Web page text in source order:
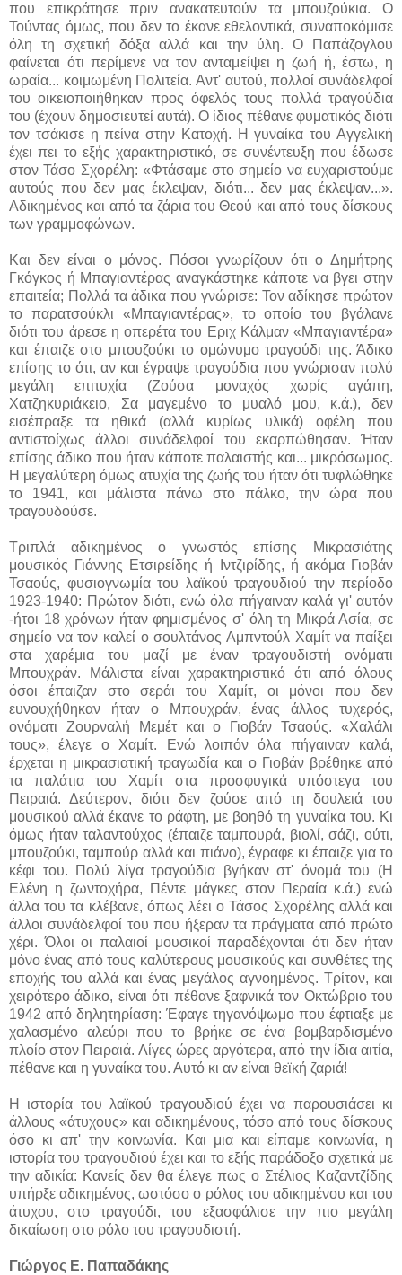
που επικράτησε πριν ανακατευτούν τα μπουζούκια. Ο
Τούντας όμως, που δεν το έκανε εθελοντικά, συναποκόμισε
όλη τη σχετική δόξα αλλά και την ύλη. Ο Παπάζογλου
φαίνεται ότι περίμενε να τον ανταμείψει η ζωή ή, έστω, η
ωραία... κοιμωμένη Πολιτεία. Αντ' αυτού, πολλοί συνάδελφοί
του οικειοποιήθηκαν προς όφελός τους πολλά τραγούδια
του (έχουν δημοσιευτεί αυτά). Ο ίδιος πέθανε φυματικός διότι
τον τσάκισε η πείνα στην Κατοχή. Η γυναίκα του Αγγελική
έχει πει το εξής χαρακτηριστικό, σε συνέντευξη που έδωσε
στον Τάσο Σχορέλη: «Φτάσαμε στο σημείο να ευχαριστούμε
αυτούς που δεν μας έκλεψαν, διότι... δεν μας έκλεψαν...».
Αδικημένος και από τα ζάρια του Θεού και από τους δίσκους
των γραμμοφώνων.
Και δεν είναι ο μόνος. Πόσοι γνωρίζουν ότι ο Δημήτρης
Γκόγκος ή Μπαγιαντέρας αναγκάστηκε κάποτε να βγει στην
επαιτεία; Πολλά τα άδικα που γνώρισε: Τον αδίκησε πρώτον
το παρατσούκλι «Μπαγιαντέρας», το οποίο του βγάλανε
διότι του άρεσε η οπερέτα του Εριχ Κάλμαν «Μπαγιαντέρα»
και έπαιζε στο μπουζούκι το ομώνυμο τραγούδι της. Άδικο
επίσης το ότι, αν και έγραψε τραγούδια που γνώρισαν πολύ
μεγάλη επιτυχία (Ζούσα μοναχός χωρίς αγάπη,
Χατζηκυριάκειο, Σα μαγεμένο το μυαλό μου, κ.ά.), δεν
εισέπραξε τα ηθικά (αλλά κυρίως υλικά) οφέλη που
αντιστοίχως άλλοι συνάδελφοί του εκαρπώθησαν. Ήταν
επίσης άδικο που ήταν κάποτε παλαιστής και... μικρόσωμος.
Η μεγαλύτερη όμως ατυχία της ζωής του ήταν ότι τυφλώθηκε
το 1941, και μάλιστα πάνω στο πάλκο, την ώρα που
τραγουδούσε.
Τριπλά αδικημένος ο γνωστός επίσης Μικρασιάτης
μουσικός Γιάννης Ετσιρείδης ή Ιντζιρίδης, ή ακόμα Γιοβάν
Τσαούς, φυσιογνωμία του λαϊκού τραγουδιού την περίοδο
1923-1940: Πρώτον διότι, ενώ όλα πήγαιναν καλά γι' αυτόν
-ήτοι 18 χρόνων ήταν φημισμένος σ' όλη τη Μικρά Ασία, σε
σημείο να τον καλεί ο σουλτάνος Αμπντούλ Χαμίτ να παίξει
στα χαρέμια του μαζί με έναν τραγουδιστή ονόματι
Μπουχράν. Μάλιστα είναι χαρακτηριστικό ότι από όλους
όσοι έπαιζαν στο σεράι του Χαμίτ, οι μόνοι που δεν
ευνουχήθηκαν ήταν ο Μπουχράν, ένας άλλος τυχερός,
ονόματι Ζουρναλή Μεμέτ και ο Γιοβάν Τσαούς. «Χαλάλι
τους», έλεγε ο Χαμίτ. Ενώ λοιπόν όλα πήγαιναν καλά,
έρχεται η μικρασιατική τραγωδία και ο Γιοβάν βρέθηκε από
τα παλάτια του Χαμίτ στα προσφυγικά υπόστεγα του
Πειραιά. Δεύτερον, διότι δεν ζούσε από τη δουλειά του
μουσικού αλλά έκανε το ράφτη, με βοηθό τη γυναίκα του. Κι
όμως ήταν ταλαντούχος (έπαιζε ταμπουρά, βιολί, σάζι, ούτι,
μπουζούκι, ταμπούρ αλλά και πιάνο), έγραφε κι έπαιζε για το
κέφι του. Πολύ λίγα τραγούδια βγήκαν στ' όνομά του (Η
Ελένη η ζωντοχήρα, Πέντε μάγκες στον Περαία κ.ά.) ενώ
άλλα του τα κλέβανε, όπως λέει ο Τάσος Σχορέλης αλλά και
άλλοι συνάδελφοί του που ήξεραν τα πράγματα από πρώτο
χέρι. Όλοι οι παλαιοί μουσικοί παραδέχονται ότι δεν ήταν
μόνο ένας από τους καλύτερους μουσικούς και συνθέτες της
εποχής του αλλά και ένας μεγάλος αγνοημένος. Τρίτον, και
χειρότερο άδικο, είναι ότι πέθανε ξαφνικά τον Οκτώβριο του
1942 από δηλητηρίαση: Έφαγε τηγανόψωμο που έφτιαξε με
χαλασμένο αλεύρι που το βρήκε σε ένα βομβαρδισμένο
πλοίο στον Πειραιά. Λίγες ώρες αργότερα, από την ίδια αιτία,
πέθανε και η γυναίκα του. Αυτό κι αν είναι θεϊκή ζαριά!
Η ιστορία του λαϊκού τραγουδιού έχει να παρουσιάσει κι
άλλους «άτυχους» και αδικημένους, τόσο από τους δίσκους
όσο κι απ' την κοινωνία. Και μια και είπαμε κοινωνία, η
ιστορία του τραγουδιού έχει και το εξής παράδοξο σχετικά με
την αδικία: Κανείς δεν θα έλεγε πως ο Στέλιος Καζαντζίδης
υπήρξε αδικημένος, ωστόσο ο ρόλος του αδικημένου και του
άτυχου, στο τραγούδι, του εξασφάλισε την πιο μεγάλη
δικαίωση στο ρόλο του τραγουδιστή.
Γιώργος Ε. Παπαδάκης